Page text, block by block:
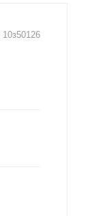
10з50126